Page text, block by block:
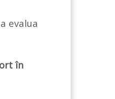
evalua
în